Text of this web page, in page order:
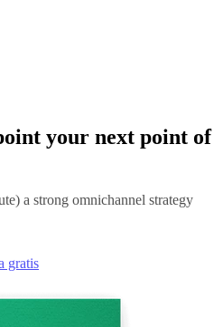
your next point of
a strong omnichannel strategy
gratis